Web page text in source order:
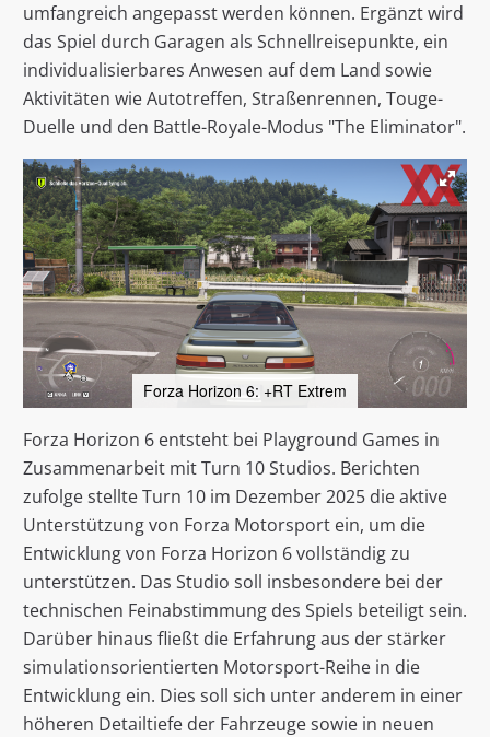
umfangreich angepasst werden können. Ergänzt wird
das Spiel durch Garagen als Schnellreisepunkte, ein
individualisierbares Anwesen auf dem Land sowie
Aktivitäten wie Autotreffen, Straßenrennen, Touge-
Duelle und den Battle-Royale-Modus "The Eliminator".
Forza Horizon 6: +RT Extrem
Forza Horizon 6 entsteht bei Playground Games in
Zusammenarbeit mit Turn 10 Studios. Berichten
zufolge stellte Turn 10 im Dezember 2025 die aktive
Unterstützung von Forza Motorsport ein, um die
Entwicklung von Forza Horizon 6 vollständig zu
unterstützen. Das Studio soll insbesondere bei der
technischen Feinabstimmung des Spiels beteiligt sein.
Darüber hinaus fließt die Erfahrung aus der stärker
simulationsorientierten Motorsport-Reihe in die
Entwicklung ein. Dies soll sich unter anderem in einer
höheren Detailtiefe der Fahrzeuge sowie in neuen